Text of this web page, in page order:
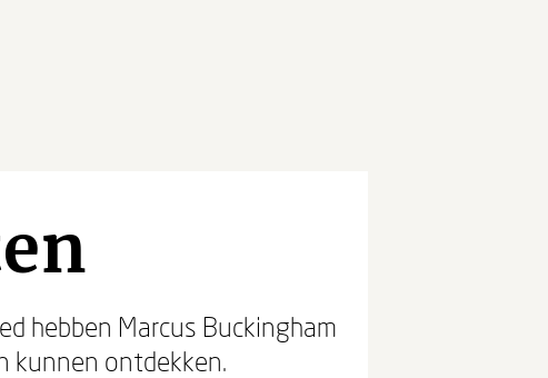
hebben Marcus Buckingham
kunnen ontdekken.